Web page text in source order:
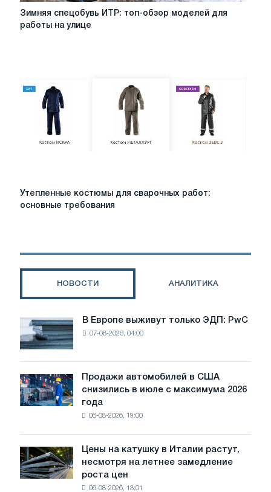
Зимняя
спецобувь
для
работы
Зимняя спецобувь ИТР: топ-обзор моделей для
работы на улице
Утепленные
основные
Утепленные костюмы для сварочных работ:
основные требования
НОВОСТИ АНАЛИТИКА
Европе
выживут
только
ЭДП:
PwC
В Европе выживут только ЭДП: PwC
07-08-2026, 04:00
Продажи
автомобилей
в
июле
с
максимума
Продажи автомобилей в США
снизились в июле с максимума 2026
года
06-08-2026, 19:00
Цены
на
катушку
Цены на катушку в Италии растут,
несмотря на летнее замедление
роста цен
06-08-2026, 13:01